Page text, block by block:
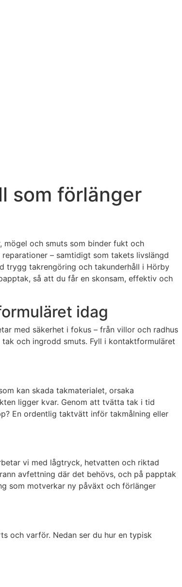
som förlänger
och smuts som binder fukt och
– samtidigt som takets livslängd
trygg takrengöring och takunderhåll i Hörby
så att du får en skonsam, effektiv och
idag
med säkerhet i fokus – från villor och radhus
och ingrodd smuts. Fyll i kontaktformuläret
kan skada takmaterialet, orsaka
ligger kvar. Genom att tvätta tak i tid
En ordentlig taktvätt inför takmålning eller
vi med lågtryck, hetvatten och riktad
avfettning där det behövs, och på papptak
som motverkar ny påväxt och förlänger
och varför. Nedan ser du hur en typisk